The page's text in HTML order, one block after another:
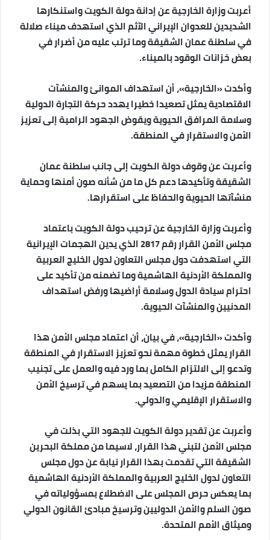
ت
ر
و
ن
ا
‏أعربت وزارة الخارجية عن إدانة دولة الكويت واستنكارها
الشديدين للعدوان الإيراني الآثم الذي استهدف ميناء صلالة
في سلطنة عمان الشقيقة وما ترتب عليه من أضرار في
بعض خزانات الوقود بالميناء.
وأكدت «الخارجية»، أن استهداف الموانئ والمنشآت
الاقتصادية يمثل تصعيدا خطيرا يهدد حركة التجارة الدولية
وسلامة المرافق الحيوية ويقوض الجهود الرامية إلى تعزيز
الأمن والاستقرار في المنطقة.
وأعربت عن وقوف دولة الكويت إلى جانب سلطنة عمان
الشقيقة وتأكيدها دعم كل ما من شأنه صون أمنها وحماية
منشآتها الحيوية والحفاظ على استقرارها.
وأعربت وزارة الخارجية عن ترحيب دولة الكويت باعتماد
مجلس الأمن القرار رقم 2817 الذي يدين الهجمات الإيرانية
التي استهدفت دول مجلس التعاون لدول الخليج العربية
والمملكة الأردنية الهاشمية وما تضمنه من تأكيد على
احترام سيادة الدول وسلامة أراضيها ورفض استهداف
المدنيين والمنشآت الحيوية.
وأكدت «الخارجية»، في بيان، أن اعتماد مجلس الأمن هذا
القرار يمثل خطوة مهمة نحو تعزيز الاستقرار في المنطقة
وتدعو إلى الالتزام الكامل بما ورد فيه والعمل على تجنيب
المنطقة مزيدا من التصعيد بما يسهم في ترسيخ الأمن
والاستقرار الإقليمي والدولي.
وأعربت عن تقدير دولة الكويت للجهود التي بذلت في
مجلس الأمن لتبني هذا القرار، لاسيما من مملكة البحرين
الشقيقة التي تقدمت بهذا القرار نيابة عن دول مجلس
التعاون لدول الخليج العربية والمملكة الأردنية الهاشمية
بما يعكس حرص المجلس على الاضطلاع بمسؤولياته في
صون السلم والأمن الدوليين وترسيخ مبادئ القانون الدولي
وميثاق الأمم المتحدة.